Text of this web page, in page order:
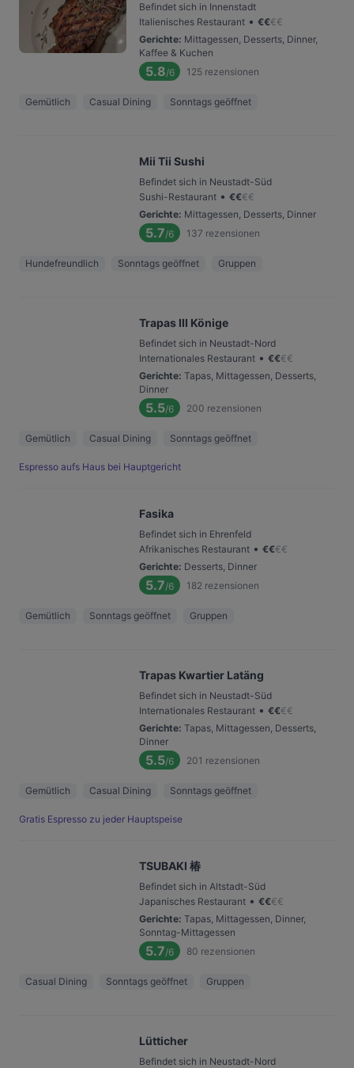
Befindet sich in Innenstadt
Italienisches Restaurant • €€€€
Gerichte: Mittagessen, Desserts, Dinner,
Kaffee & Kuchen
5.8/6 125 rezensionen
Gemütlich Casual Dining Sonntags geöffnet
Mii Tii Sushi
Befindet sich in Neustadt-Süd
Sushi-Restaurant • €€€€
Gerichte: Mittagessen, Desserts, Dinner
5.7/6 137 rezensionen
Hundefreundlich Sonntags geöffnet Gruppen
Trapas III Könige
Befindet sich in Neustadt-Nord
Internationales Restaurant • €€€€
Gerichte: Tapas, Mittagessen, Desserts,
Dinner
5.5/6 200 rezensionen
Gemütlich Casual Dining Sonntags geöffnet
Espresso aufs Haus bei Hauptgericht
Fasika
Befindet sich in Ehrenfeld
Afrikanisches Restaurant • €€€€
Gerichte: Desserts, Dinner
5.7/6 182 rezensionen
Gemütlich Sonntags geöffnet Gruppen
Trapas Kwartier Latäng
Befindet sich in Neustadt-Süd
Internationales Restaurant • €€€€
Gerichte: Tapas, Mittagessen, Desserts,
Dinner
5.5/6 201 rezensionen
Gemütlich Casual Dining Sonntags geöffnet
Gratis Espresso zu jeder Hauptspeise
TSUBAKI 椿
Befindet sich in Altstadt-Süd
Japanisches Restaurant • €€€€
Gerichte: Tapas, Mittagessen, Dinner,
Sonntag-Mittagessen
5.7/6 80 rezensionen
Casual Dining Sonntags geöffnet Gruppen
Lütticher
Befindet sich in Neustadt-Nord